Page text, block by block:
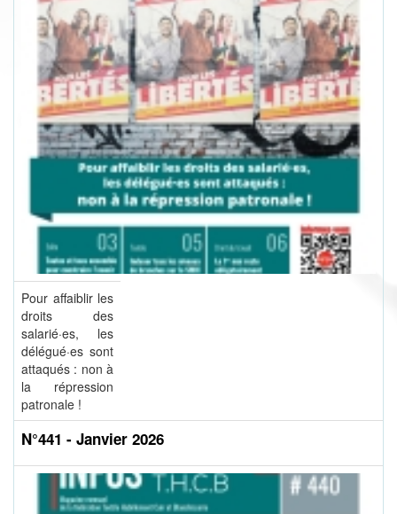
Pour affaiblir les
droits des
salarié·es, les
délégué·es sont
attaqués : non à
la répression
patronale !
N°441 - Janvier 2026